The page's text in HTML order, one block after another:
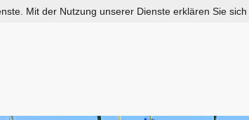
Mit der Nutzung unserer Dienste erklären Sie